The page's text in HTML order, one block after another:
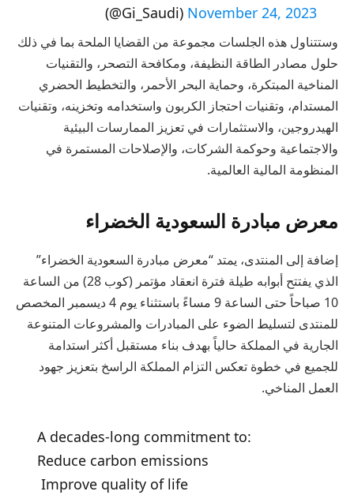
(@Gi_Saudi) November 24, 2023
وستتناول هذه الجلسات مجموعة من القضايا الملحة بما في ذلك
حلول مصادر الطاقة النظيفة، ومكافحة التصحر، والتقنيات
المناخية المبتكرة، وحماية البحر الأحمر، والتخطيط الحضري
المستدام، وتقنيات احتجاز الكربون واستخدامه وتخزينه، وتقنيات
الهيدروجين، والاستثمارات في تعزيز الممارسات البيئية
والاجتماعية وحوكمة الشركات، والإصلاحات المستمرة في
المنظومة المالية العالمية.
معرض مبادرة السعودية الخضراء
إضافة إلى المنتدى، يمتد “معرض مبادرة السعودية الخضراء”
الذي يفتتح أبوابه طيلة فترة انعقاد مؤتمر (كوب 28) من الساعة
10 صباحاً حتى الساعة 9 مساءً باستثناء يوم 4 ديسمبر المخصص
للمنتدى لتسليط الضوء على المبادرات والمشروعات المتنوعة
الجارية في المملكة حالياً بهدف بناء مستقبل أكثر استدامة
للجميع في خطوة تعكس التزام المملكة الراسخ بتعزيز جهود
العمل المناخي.
A decades-long commitment to:
Reduce carbon emissions
‍‍‍ Improve quality of life